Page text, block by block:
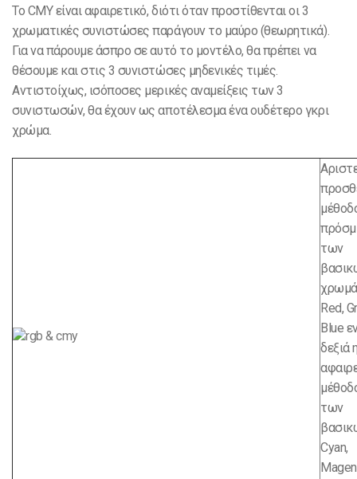
Το CMY είναι αφαιρετικό, διότι όταν προστίθενται οι 3
χρωματικές συνιστώσες παράγουν το μαύρο (θεωρητικά).
Για να πάρουμε άσπρο σε αυτό το μοντέλο, θα πρέπει να
θέσουμε και στις 3 συνιστώσες μηδενικές τιμές.
Αντιστοίχως, ισόποσες μερικές αναμείξεις των 3
συνιστωσών, θα έχουν ως αποτέλεσμα ένα ουδέτερο γκρι
χρώμα.
των
Red,
Blue
δεξιά
των
Cyan,